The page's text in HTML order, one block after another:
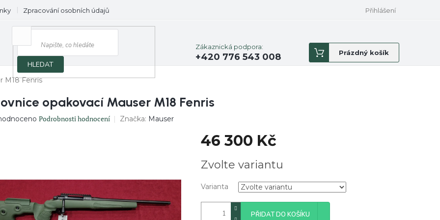
Zpracování osobních údajů Přihlášení
HLEDAT
Zákaznická podpora:
+420 776 543 008
Nákupní
košík
Prázdný košík
M18 Fenris
opakovací Mauser M18 Fenris
Podrobnosti hodnocení Značka: Mauser
46 300 Kč
cena:
Zvolte variantu
Varianta
PŘIDAT DO KOŠÍKU